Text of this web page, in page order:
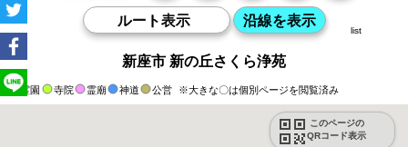
新座市 新の丘さくら浄苑
霊園 寺院 霊廟 神道 公営 ※大きな〇は個別ページを閲覧済み
このページの
QRコード表示
list